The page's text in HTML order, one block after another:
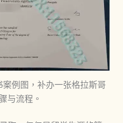
例图，补办一张格拉斯哥
与流程。